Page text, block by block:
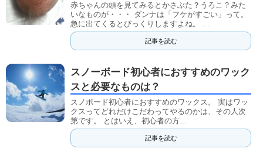
赤ちゃんの頭を見てみるとかさぶた？うろこ？みた
いなものが・・・ ダンナは「フケがすごい」って。
急に出てくるとびっくりしますよね。 ...
記事を読む
スノーボード初心者におすすめのワック
スと必要なものは？
スノボード初心者におすすめのワックス。 実はワッ
クスってどれだけこだわってやるのかは、その人次
第です。 とはいえ、初心者の方...
記事を読む